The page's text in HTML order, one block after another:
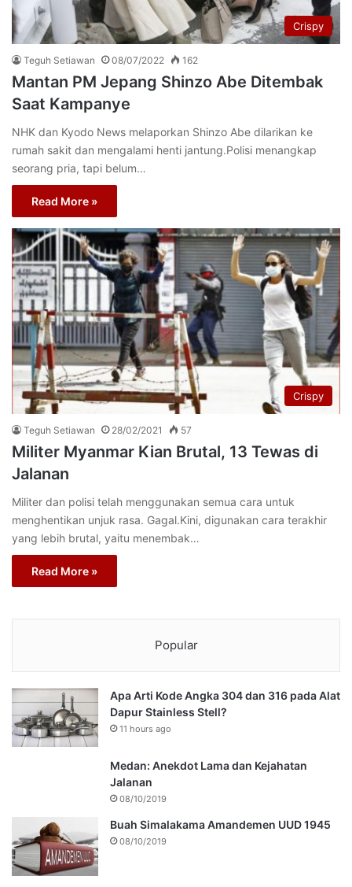
Crispy
Teguh Setiawan 08/07/2022 162
Mantan PM Jepang Shinzo Abe Ditembak
Saat Kampanye
NHK dan Kyodo News melaporkan Shinzo Abe dilarikan ke
rumah sakit dan mengalami henti jantung.Polisi menangkap
seorang pria, tapi belum…
Read More »
Crispy
Teguh Setiawan 28/02/2021 57
Militer Myanmar Kian Brutal, 13 Tewas di
Jalanan
Militer dan polisi telah menggunakan semua cara untuk
menghentikan unjuk rasa. Gagal.Kini, digunakan cara terakhir
yang lebih brutal, yaitu menembak…
Read More »
Popular
Apa Arti Kode Angka 304 dan 316 pada Alat
Dapur Stainless Stell?
11 hours ago
Medan: Anekdot Lama dan Kejahatan
Jalanan
08/10/2019
Buah Simalakama Amandemen UUD 1945
08/10/2019